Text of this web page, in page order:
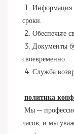
сроки.
2. Обеспечьте
своевременно.
4. Служба
политика
часов, и мы